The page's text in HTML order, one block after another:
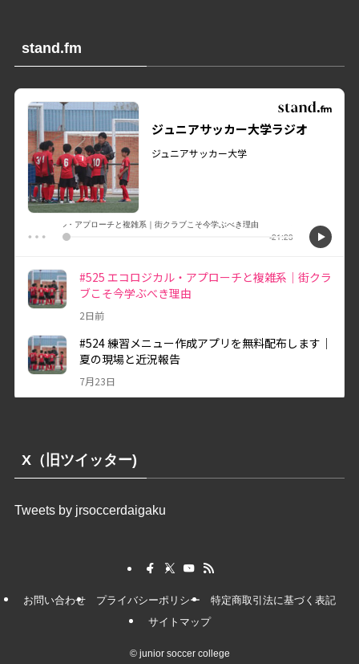
stand.fm
X（旧ツイッター)
Tweets by jrsoccerdaigaku
お問い合わせ プライバシーポリシー
特定商取引法に基づく表記
サイトマップ
©junior soccer college